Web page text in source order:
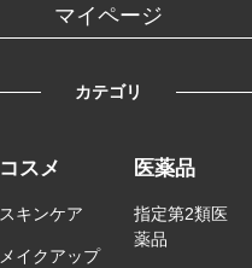
マイページ
カテゴリ
コスメ
スキンケア
メイクアップ
医薬品
指定第2類医
薬品